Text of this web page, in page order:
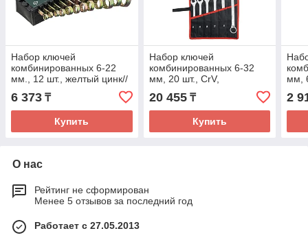
Набор ключей
комбинированных 6-22
мм., 12 шт., желтый цинк//
Сибртех
6 373 ₸
Купить
Набор ключей
комбинированных 6-32
мм, 20 шт., CrV,
полированный хром//
Matrix
20 455₸
Купить
мм,
2
О нас
Рейтинг не сформирован
Менее 5 отзывов за последний год
Работает с 27.05.2013